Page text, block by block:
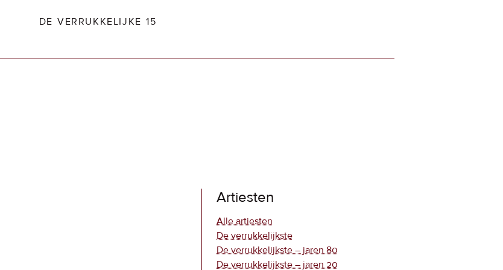
DE VERRUKKELIJKE 15
Artiesten
Alle artiesten
De verrukkelijkste
De verrukkelijkste – jaren 80
De verrukkelijkste – jaren 20